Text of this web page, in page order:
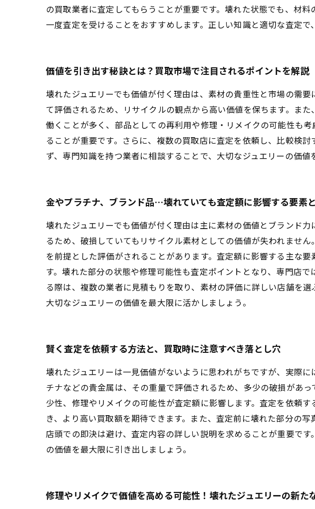
の買取業者に査定してもらうことが重要です。壊れた状態でも、材
一度査定を受けることをおすすめします。正しい知識と適切な査定
価値を引き出す秘訣とは？買取市場で注目されるポイントを解説
壊れたジュエリーでも価値が付く理由は、素材の貴重性と市場の需
て評価されるため、リサイクルの観点から高い価値を保ちます。ま
働くことが多く、部品としての再利用や修理・リメイクの可能性も
ることが重要です。さらに、複数の買取店に査定を依頼し、比較検
ず、専門知識を持つ業者に相談することで、大切なジュエリーの価値
金やプラチナ、ブランド品…壊れていても査定額に影響する要素
壊れたジュエリーでも価値が付く理由は主に素材の価値とブランド
るため、破損していてもリサイクル素材としての価値が失われませ
を前提とした評価がされることがあります。査定額に影響する主な
す。壊れた部分の状態や修理可能性も査定ポイントとなり、専門店
る際は、複数の業者に見積もりを取り、素材の評価に詳しい店舗を
大切なジュエリーの価値を最大限に活かしましょう。
賢く査定を依頼する方法と、買取時に注意すべき落とし穴
壊れたジュエリーは一見価値がないように思われがちですが、実際
チナなどの貴金属は、その重量で評価されるため、多少の破損があ
少性、修理やリメイクの可能性が査定額に影響します。査定を依頼
き、より高い買取額を期待できます。また、査定前に壊れた部分の
店頭での即決は避け、査定内容の詳しい説明を求めることが重要で
の価値を最大限に引き出しましょう。
修理やリメイクで価値を高める可能性！壊れたジュエリーの新た